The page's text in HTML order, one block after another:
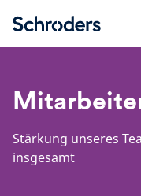
content
Stärkung unseres
insgesamt